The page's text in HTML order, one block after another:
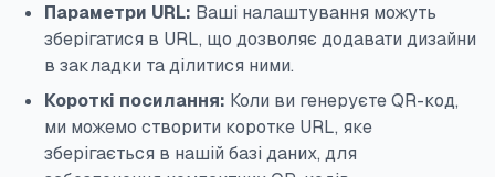
Параметри URL: Ваші налаштування можуть
зберігатися в URL, що дозволяє додавати дизайни
в закладки та ділитися ними.
Короткі посилання: Коли ви генеруєте QR-код,
ми можемо створити коротке URL, яке
зберігається в нашій базі даних, для